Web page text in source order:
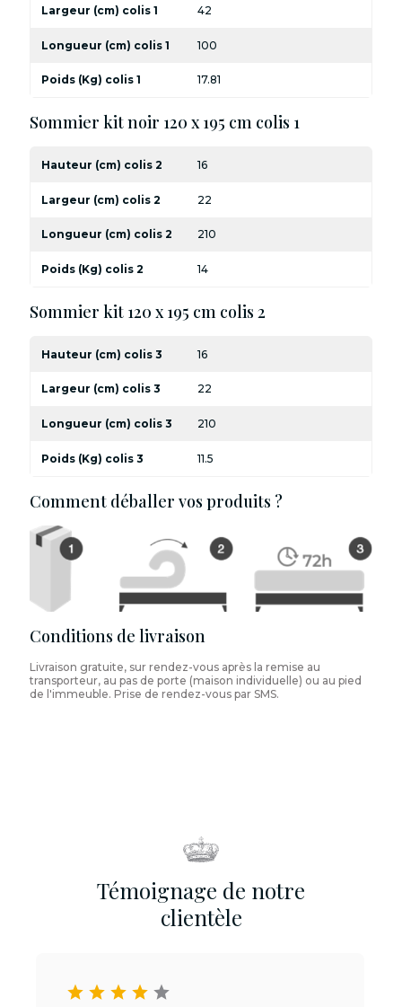
Largeur (cm) colis 1 42
Longueur (cm) colis 1 100
Poids (Kg) colis 1 17.81
Sommier kit noir 120 x 195 cm colis 1
Hauteur (cm) colis 2 16
Largeur (cm) colis 2 22
Longueur (cm) colis 2 210
Poids (Kg) colis 2 14
Sommier kit 120 x 195 cm colis 2
Hauteur (cm) colis 3 16
Largeur (cm) colis 3 22
Longueur (cm) colis 3 210
Poids (Kg) colis 3 11.5
Comment déballer vos produits ?
Conditions de livraison
Livraison gratuite, sur rendez-vous après la remise au
transporteur, au pas de porte (maison individuelle) ou au pied
de l'immeuble. Prise de rendez-vous par SMS.
Témoignage de notre
clientèle
star star star star star